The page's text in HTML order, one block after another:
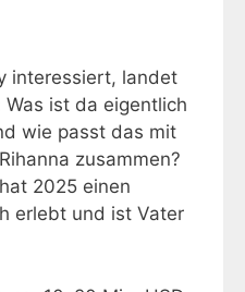
interessiert, landet
ist da eigentlich
wie passt das mit
zusammen?
2025 einen
erlebt und ist Vater